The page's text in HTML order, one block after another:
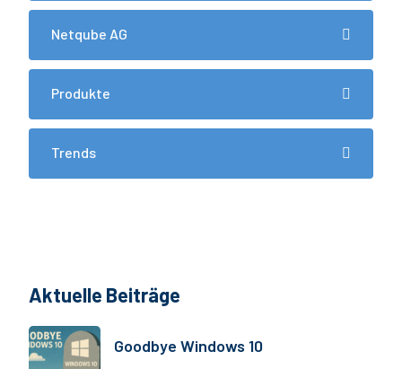
Netqube AG
Produkte
Trends
Aktuelle Beiträge
Goodbye Windows 10